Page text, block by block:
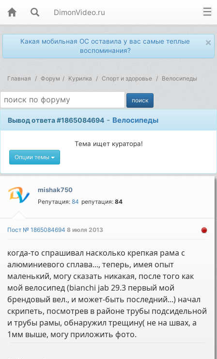
DimonVideo.ru
×
Какая мобильная ОС оставила у вас самые теплые
воспоминания?
Главная Форум Kурилка Спорт и здоровье Велосипеды
Вывод ответа #1865084694 - Велосипеды
Тема ищет куратора!
Опции темы
mishak750
Репутация:84 репутация:84
Пост № 18650846948 июля 2013
когда-то спрашивал насколько крепкая рама с
алюминиевого сплава..., теперь, имея опыт
маленький, могу сказать никакая, после того как
мой велосипед (bianchi jab 29.3 первый мой
брендовый вел., и может-быть последний...) начал
скрипеть, посмотрев в районе трубы подсидельной
и трубы рамы, обнаружил трещину( не на швах, а
1мм выше, могу приложить фото.